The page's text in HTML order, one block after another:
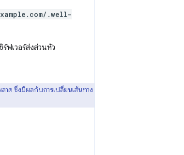
.well-
ฟเวอร์ส่งส่วนหัว
ด ซึ่งมีผลกับการเปลี่ยนเส้นทาง